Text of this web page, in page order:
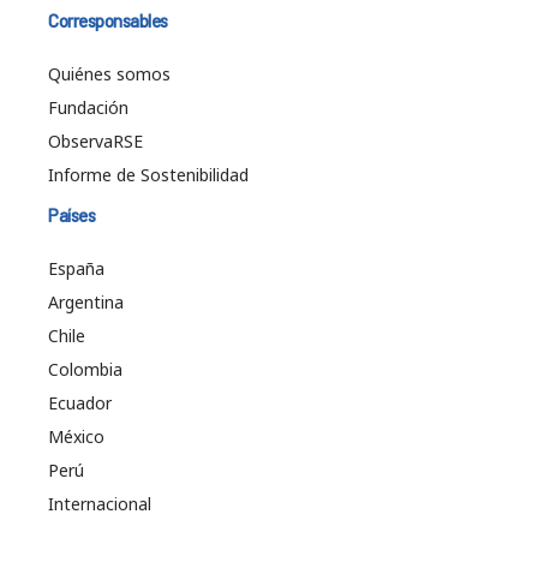
Corresponsables
Quiénes somos
Fundación
ObservaRSE
Informe de Sostenibilidad
Países
España
Argentina
Chile
Colombia
Ecuador
México
Perú
Internacional